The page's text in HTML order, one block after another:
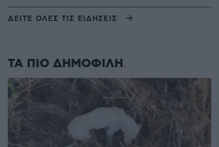
ΔΕΙΤΕ ΟΛΕΣ ΤΙΣ ΕΙΔΗΣΕΙΣ
ΤΑ ΠΙΟ ΔΗΜΟΦΙΛΗ